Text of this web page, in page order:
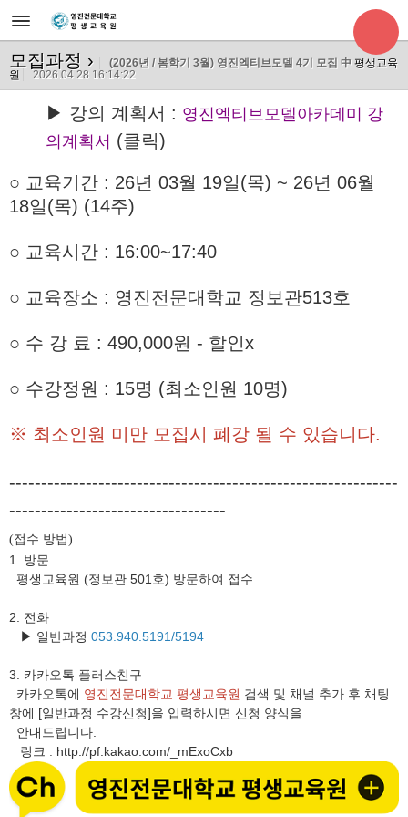
모집과정 › (2026년 / 봄학기 3월) 영진엑티브모델 4기 모집 中 평생교육
원
2026.04.28 16:14:22
▶ 강의 계획서 : 영진엑티브모델아카데미 강
의계획서 (클릭)
○ 교육기간 : 26년 03월 19일(목) ~ 26년 06월
18일(목) (14주)
○ 교육시간 : 16:00~17:40
○ 교육장소 : 영진전문대학교 정보관513호
○ 수 강 료 : 490,000원 - 할인x
○ 수강정원 : 15명 (최소인원 10명)
※ 최소인원 미만 모집시 폐강 될 수 있습니다.
-------------------------------------------------------------
----------------------------------
(접수 방법)
1. 방문
평생교육원 (정보관 501호) 방문하여 접수
2. 전화
▶ 일반과정 053.940.5191/5194
3. 카카오톡 플러스친구
카카오톡에 영진전문대학교 평생교육원 검색 및 채널 추가 후 채팅
창에 [일반과정 수강신청]을 입력하시면 신청 양식을
안내드립니다.
링크 : http://pf.kakao.com/_mExoCxb